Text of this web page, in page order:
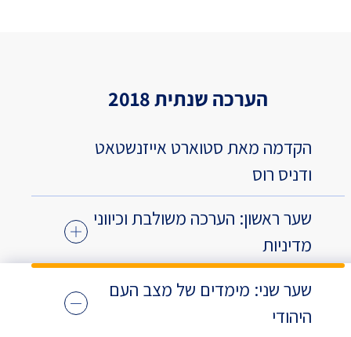
הערכה שנתית 2018
הקדמה מאת סטוארט אייזנשטאט
ודניס רוס
שער ראשון: הערכה משולבת וכיווני
מדיניות
שער שני: מימדים של מצב העם
היהודי